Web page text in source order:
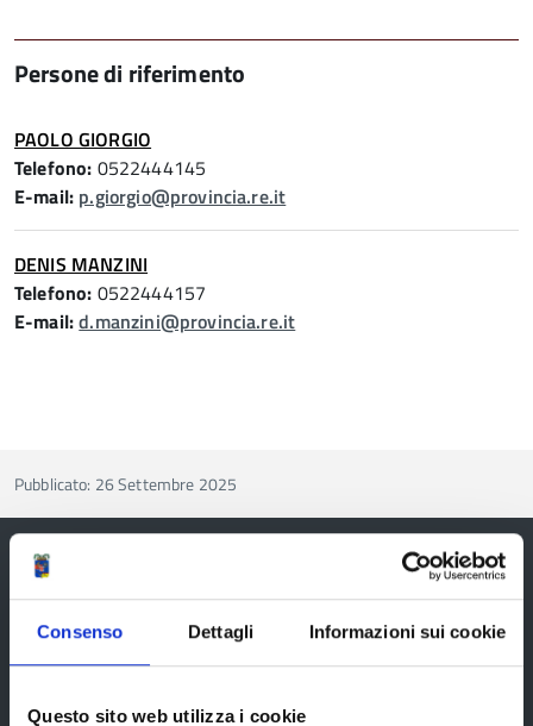
Consenso Dettagli Informazioni sui cookie
Questo sito web utilizza i cookie
Persone di riferimento
PAOLO GIORGIO
Telefono: 0522444145
E-mail: p.giorgio@provincia.re.it
DENIS MANZINI
Telefono: 0522444157
E-mail:d.manzini@provincia.re.it
Pubblicato: 26 Settembre 2025
Provincia di Reggio Emilia